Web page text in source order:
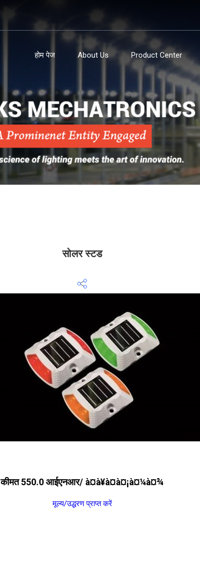
होम पेज About Us Product Center
सोलर स्टड
कीमत 550.0 आईएनआर/ à¤à¥à¤à¤¡à¤¼à¤¾
मूल्य/उद्धरण प्राप्त करें